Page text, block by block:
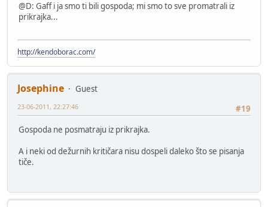
@D: Gaff i ja smo ti bili gospoda; mi smo to sve promatrali iz
prikrajka...
http://kendoborac.com/
Josephine
Guest
#19
23-06-2011, 22:27:46
Gospoda ne posmatraju iz prikrajka.
A i neki od dežurnih kritičara nisu dospeli daleko što se pisanja
tiče.